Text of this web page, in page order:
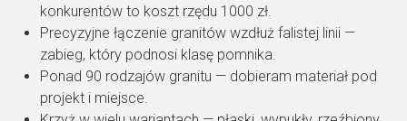
konkurentów to koszt rzędu 1000 zł.
Precyzyjne łączenie granitów wzdłuż falistej linii —
zabieg, który podnosi klasę pomnika.
Ponad 90 rodzajów granitu — dobieram materiał pod
projekt i miejsce.